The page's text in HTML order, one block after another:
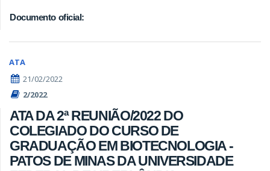
Documento oficial:
ATA
21/02/2022
2/2022
ATA DA 2ª REUNIÃO/2022 DO
COLEGIADO DO CURSO DE
GRADUAÇÃO EM BIOTECNOLOGIA -
PATOS DE MINAS DA UNIVERSIDADE